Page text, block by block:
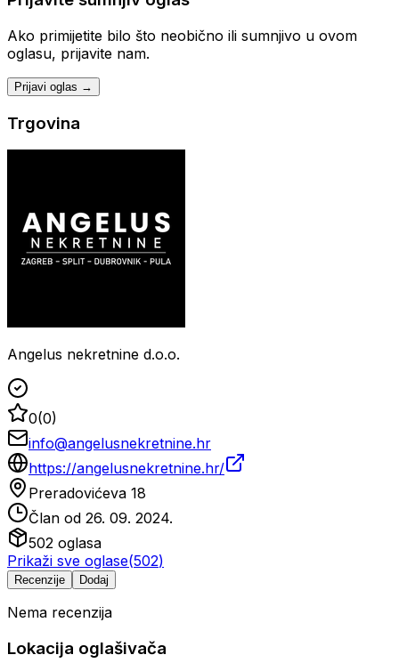
Ako primijetite bilo što neobično ili sumnjivo u ovom
oglasu, prijavite nam.
Prijavi oglas →
Trgovina
Angelus nekretnine d.o.o.
0(0)
info@angelusnekretnine.hr
https://angelusnekretnine.hr/
Preradovićeva 18
Član od 26. 09. 2024.
502 oglasa
Prikaži sve oglase(502)
Recenzije Dodaj
Nema recenzija
Lokacija oglašivača